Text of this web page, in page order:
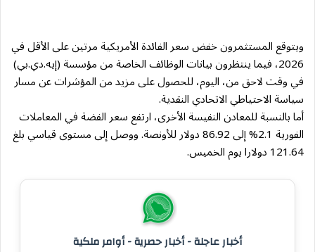
ويتوقع المستثمرون خفض سعر الفائدة الأمريكية مرتين على الأقل في
2026، فيما ينتظرون بيانات الوظائف الخاصة من مؤسسة (إيه.دي.بي)
في وقت لاحق من، اليوم، للحصول على مزيد من المؤشرات عن مسار
سياسة الاحتياطي الاتحادي النقدية.
أما بالنسبة للمعادن النفيسة الأخرى، ارتفع سعر الفضة في المعاملات
الفورية 2.1% إلى 86.92 دولار للأونصة. ووصل إلى مستوى قياسي بلغ
121.64 دولارا يوم الخميس.
أخبار عاجلة - أخبار حصرية - أوامر ملكية